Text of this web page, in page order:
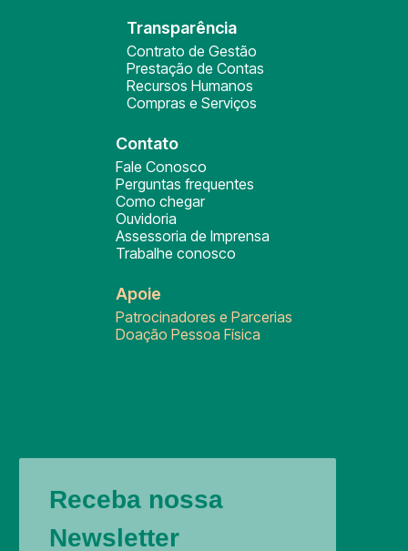
Transparência
Contrato de Gestão
Prestação de Contas
Recursos Humanos
Compras e Serviços
Contato
Fale Conosco
Perguntas frequentes
Como chegar
Ouvidoria
Assessoria de Imprensa
Trabalhe conosco
Apoie
Patrocinadores e Parcerias
Doação Pessoa Física